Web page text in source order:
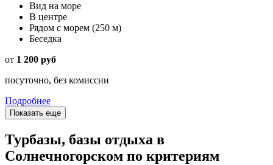
Вид на море
В центре
Рядом с морем (250 м)
Беседка
от 1 200 руб
посуточно, без комиссии
Подробнее
Показать еще
Турбазы, базы отдыха в
Солнечногорском по критериям